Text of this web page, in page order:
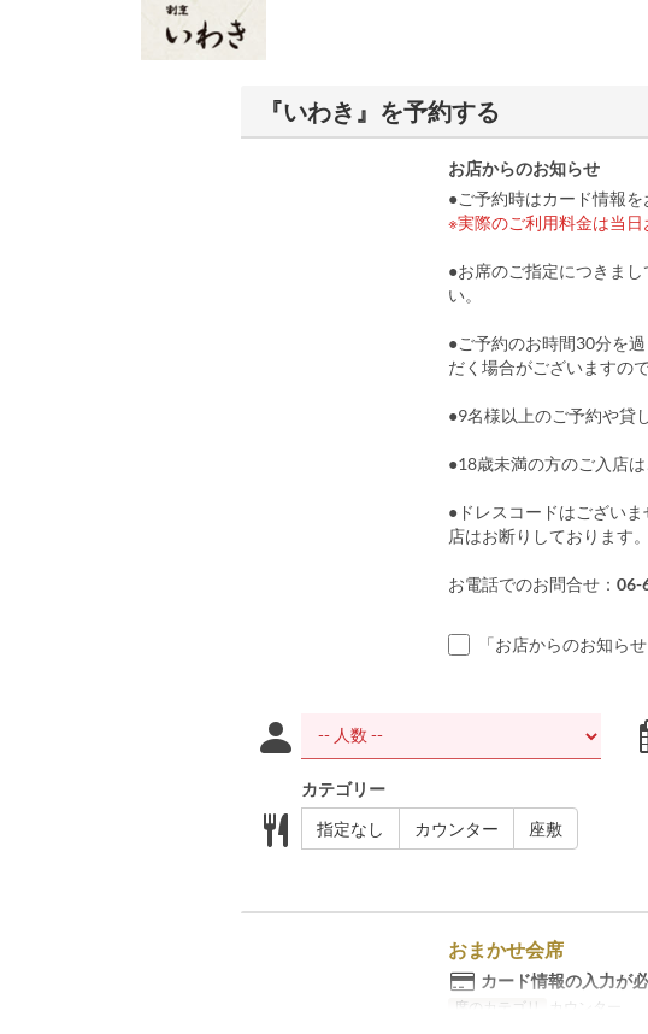
『いわき』を予約する
お店からのお知らせ
●ご予約時はカード情報を
※実際のご利用料金は当日
●お席のご指定につきま
い。
●ご予約のお時間30分を
だく場合がございますの
●9名様以上のご予約や貸
●18歳未満の方のご入店
●ドレスコードはござい
店はお断りしております。
お電話でのお問合せ： 06-
「お店からのお知ら
カテゴリー
指定なし
カウンター 座敷
おまかせ会席
カード情報の入力が
席のカテゴリ カウンター